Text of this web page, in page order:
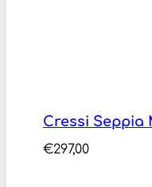
Cressi Seppia
€297,00